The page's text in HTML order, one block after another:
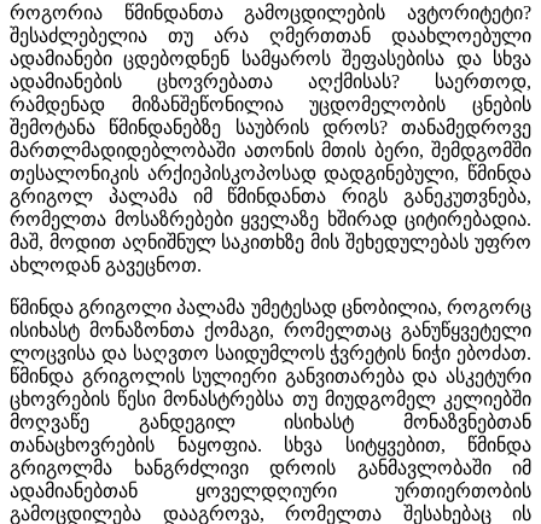
როგორია წმინდანთა გამოცდილების ავტორიტეტი?
შესაძლებელია თუ არა ღმერთთან დაახლოებული
ადამიანები ცდებოდნენ სამყაროს შეფასებისა და სხვა
ადამიანების ცხოვრებათა აღქმისას? საერთოდ,
რამდენად მიზანშეწონილია უცდომელობის ცნების
შემოტანა წმინდანებზე საუბრის დროს? თანამედროვე
მართლმადიდებლობაში ათონის მთის ბერი, შემდგომში
თესალონიკის არქიეპისკოპოსად დადგინებული, წმინდა
გრიგოლ პალამა იმ წმინდანთა რიგს განეკუთვნება,
რომელთა მოსაზრებები ყველაზე ხშირად ციტირებადია.
მაშ, მოდით აღნიშნულ საკითხზე მის შეხედულებას უფრო
ახლოდან გავეცნოთ.
წმინდა გრიგოლი პალამა უმეტესად ცნობილია, როგორც
ისიხასტ მონაზონთა ქომაგი, რომელთაც განუწყვეტელი
ლოცვისა და საღვთო საიდუმლოს ჭვრეტის ნიჭი ებოძათ.
წმინდა გრიგოლის სულიერი განვითარება და ასკეტური
ცხოვრების წესი მონასტრებსა თუ მიუდგომელ კელიებში
მოღვაწე განდეგილ ისიხასტ მონაზვნებთან
თანაცხოვრების ნაყოფია. სხვა სიტყვებით, წმინდა
გრიგოლმა ხანგრძლივი დროის განმავლობაში იმ
ადამიანებთან ყოველდღიური ურთიერთობის
გამოცდილება დააგროვა, რომელთა შესახებაც ის